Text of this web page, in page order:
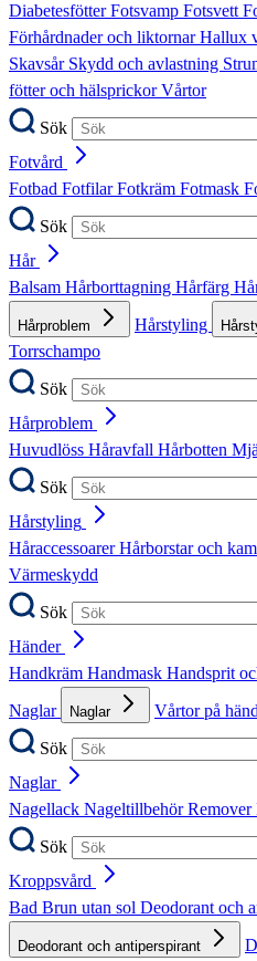
DiabetesfötterFotsvamp Fotsvett
Förhårdnader och liktornarHallux
Skavsår Skydd och avlastning
fötter och hälsprickorVårtor
Sök
Fotvård
Fotbad FotfilarFotkräm Fotmask
Sök
Hår
Balsam Hårborttagning Hårfärg
Hårproblem Hårstyling
Torrschampo
Sök
Hårproblem
Huvudlöss Håravfall Hårbotten
Sök
Hårstyling
HåraccessoarerHårborstar och
Värmeskydd
Sök
Händer
Handkräm Handmask Handsprit
Naglar
Naglar Vårtor på
Sök
Naglar
Nagellack NageltillbehörRemover
Sök
Kroppsvård
Bad Brun utan sol Deodorant och
Deodorant och antiperspirant